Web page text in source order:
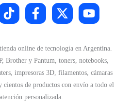
online de tecnología en Argentina.
Brother y Pantum, toners, notebooks,
impresoras 3D, filamentos, cámaras
cientos de productos con envío a todo el
personalizada.